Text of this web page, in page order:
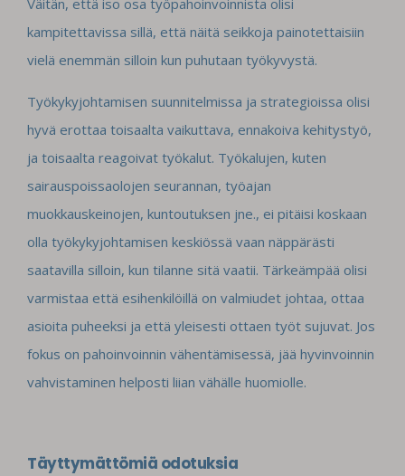
Väitän, että iso osa työpahoinvoinnista olisi
kampitettavissa sillä, että näitä seikkoja painotettaisiin
vielä enemmän silloin kun puhutaan työkyvystä.
Työkykyjohtamisen suunnitelmissa ja strategioissa olisi
hyvä erottaa toisaalta vaikuttava, ennakoiva kehitystyö,
ja toisaalta reagoivat työkalut. Työkalujen, kuten
sairauspoissaolojen seurannan, työajan
muokkauskeinojen, kuntoutuksen jne., ei pitäisi koskaan
olla työkykyjohtamisen keskiössä vaan näppärästi
saatavilla silloin, kun tilanne sitä vaatii. Tärkeämpää olisi
varmistaa että esihenkilöillä on valmiudet johtaa, ottaa
asioita puheeksi ja että yleisesti ottaen työt sujuvat. Jos
fokus on pahoinvoinnin vähentämisessä, jää hyvinvoinnin
vahvistaminen helposti liian vähälle huomiolle.
Täyttymättömiä odotuksia